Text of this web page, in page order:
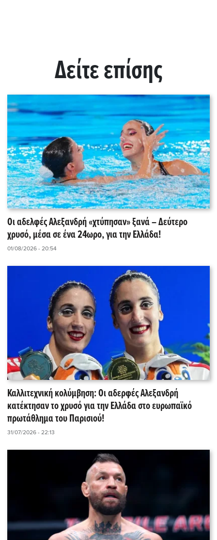
Δείτε επίσης
Οι αδελφές Αλεξανδρή «χτύπησαν» ξανά – Δεύτερο
χρυσό, μέσα σε ένα 24ωρο, για την Ελλάδα!
01/08/2026 - 20:54
Καλλιτεχνική κολύμβηση: Οι αδερφές Αλεξανδρή
κατέκτησαν το χρυσό για την Ελλάδα στο ευρωπαϊκό
πρωτάθλημα του Παρισιού!
31/07/2026 - 22:13